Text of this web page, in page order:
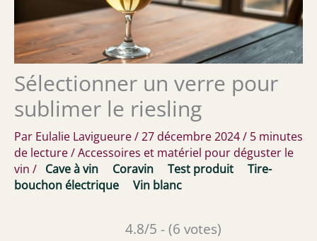
Sélectionner un verre pour
sublimer le riesling
Par Eulalie Lavigueure/27 décembre 2024/ 5 minutes
de lecture/Accessoires et matériel pour déguster le
vin / Cave à vin Coravin Test produit
Tire-
bouchon électrique
Vin blanc
4.8/5 - (6 votes)